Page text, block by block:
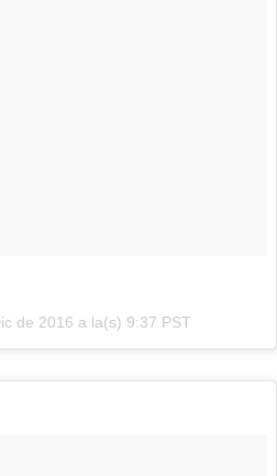
de 2016 a la(s) 9:37 PST